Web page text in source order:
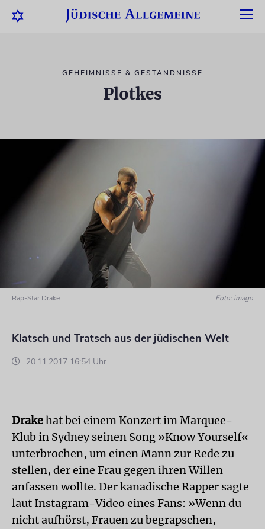
GEHEIMNISSE & GESTÄNDNISSE
Plotkes
Rap-Star Drake Foto: imago
Klatsch und Tratsch aus der jüdischen Welt
20.11.2017 16:54 Uhr
Drakehat bei einem Konzert im Marquee-
Klub in Sydney seinen Song »Know Yourself«
unterbrochen, um einen Mann zur Rede zu
stellen, der eine Frau gegen ihren Willen
anfassen wollte. Der kanadische Rapper sagte
laut Instagram-Video eines Fans: »Wenn du
nicht aufhörst, Frauen zu begrapschen,